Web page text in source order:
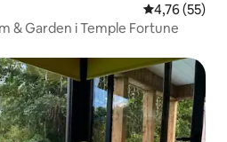
4,76 av 5 i
4,76 (55)
& Garden i Temple Fortune